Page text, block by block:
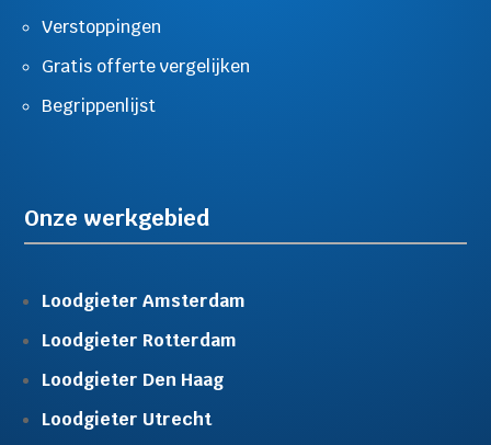
Verstoppingen
Gratis offerte vergelijken
Begrippenlijst
Onze werkgebied
Loodgieter Amsterdam
Loodgieter Rotterdam
Loodgieter Den Haag
Loodgieter Utrecht